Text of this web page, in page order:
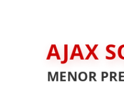
AJAX
MENOR